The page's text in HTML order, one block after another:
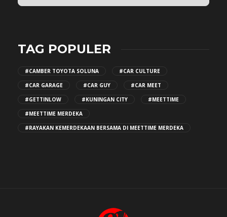
TAG POPULER
#CAMBER TOYOTA SOLUNA
#CAR CULTURE
#CAR GARAGE
#CAR GUY
#CAR MEET
#GETTINLOW
#KUNINGAN CITY
#MEETTIME
#MEETTIME MERDEKA
#RAYAKAN KEMERDEKAAN BERSAMA DI MEETTIME MERDEKA